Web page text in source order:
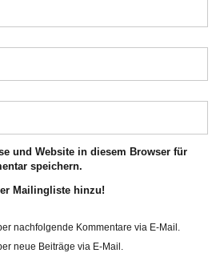
und Website in diesem Browser für
speichern.
Mailingliste hinzu!
nachfolgende Kommentare via E-Mail.
neue Beiträge via E-Mail.